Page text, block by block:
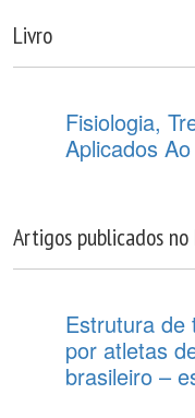
Livro
Fisiologia,
Aplicados
Artigos publicados no
Estrutura de
por atletas
brasileiro –